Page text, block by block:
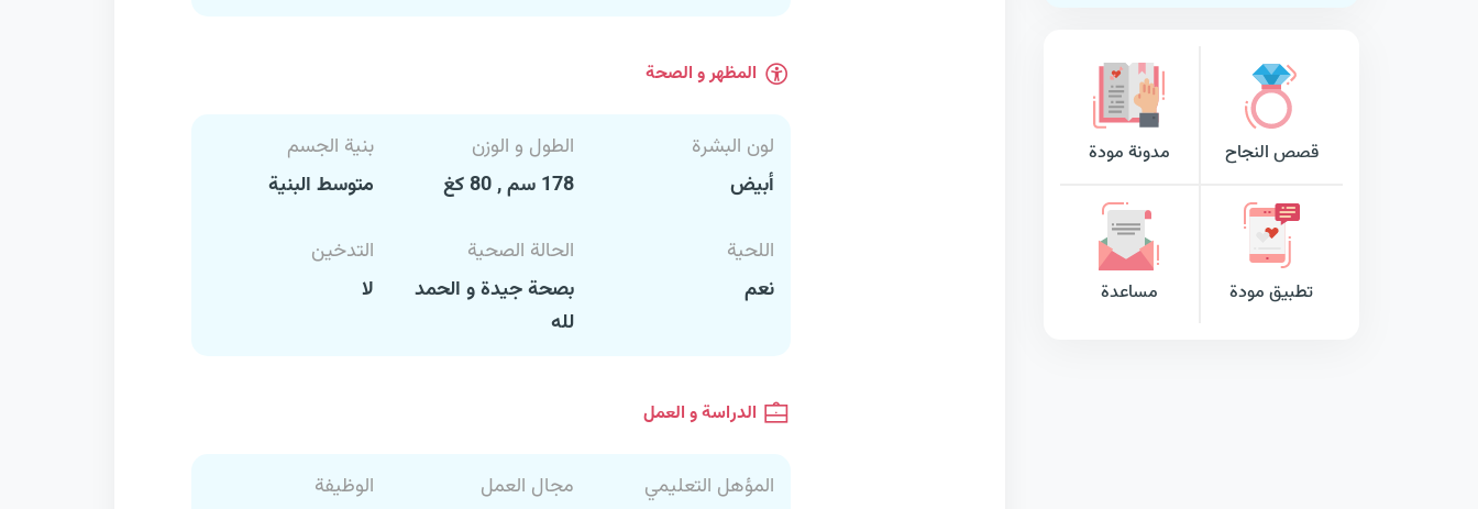
قصص النجاح مدونة مودة
تطبيق مودة مساعدة
المظهر و الصحة
لون البشرة
أبيض
الطول و الوزن
178 سم , 80 كغ
بنية الجسم
متوسط البنية
اللحية
نعم
الحالة الصحية
بصحة جيدة و الحمد
لله
التدخين
لا
الدراسة و العمل
المؤهل التعليمي
مجال العمل
الوظيفة